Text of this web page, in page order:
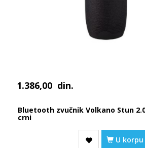
1.386,00 din.
Bluetooth zvučnik Volkano Stun 2.0
crni
U korpu